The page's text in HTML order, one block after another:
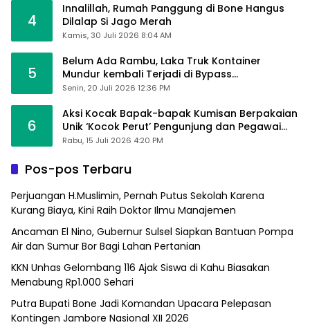
4
Innalillah, Rumah Panggung di Bone Hangus
Dilalap Si Jago Merah
Kamis, 30 Juli 2026 8:04 AM
5
Belum Ada Rambu, Laka Truk Kontainer
Mundur kembali Terjadi di Bypass
Sumpallabbu
Senin, 20 Juli 2026 12:36 PM
6
Aksi Kocak Bapak-bapak Kumisan Berpakaian
Unik ‘Kocok Perut’ Pengunjung dan Pegawai
Alfamart, Ngaku Aktifkan Layar Sentuh Atm
Rabu, 15 Juli 2026 4:20 PM
Pos-pos Terbaru
Perjuangan H.Muslimin, Pernah Putus Sekolah Karena
Kurang Biaya, Kini Raih Doktor Ilmu Manajemen
Ancaman El Nino, Gubernur Sulsel Siapkan Bantuan Pompa
Air dan Sumur Bor Bagi Lahan Pertanian
KKN Unhas Gelombang 116 Ajak Siswa di Kahu Biasakan
Menabung Rp1.000 Sehari
Putra Bupati Bone Jadi Komandan Upacara Pelepasan
Kontingen Jambore Nasional XII 2026